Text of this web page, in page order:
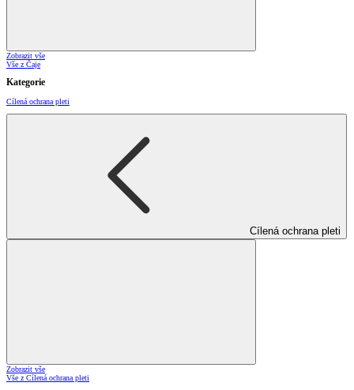
Zobrazit vše
Vše z Čaje
Kategorie
Cílená ochrana pleti
Cílená ochrana pleti
Zobrazit vše
Vše z Cílená ochrana pleti